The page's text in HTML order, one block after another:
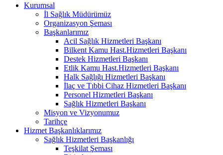
Kurumsal
İl Sağlık Müdürümüz
Organizasyon Şeması
Başkanlarımız
Acil Sağlık Hizmetleri Başkanı
Bilkent Kamu Hast.Hizmetleri Başkanı
Destek Hizmetleri Başkanı
Etlik Kamu Hast.Hizmetleri Başkanı
Halk Sağlığı Hizmetleri Başkanı
İlaç ve Tıbbi Cihaz Hizmetleri Başkanı
Personel Hizmetleri Başkanı
Sağlık Hizmetleri Başkanı
Misyon ve Vizyonumuz
Tarihçe
Hizmet Başkanlıklarımız
Sağlık Hizmetleri Başkanlığı
Teşkilat Şeması